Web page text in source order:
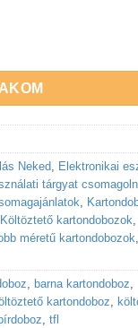
Neked, Elektronikai
tárgyat
,
Költöztető kartondobozok,
méretű kartondobozok,
, barna kartondoboz,
kartondoboz,
, tfl